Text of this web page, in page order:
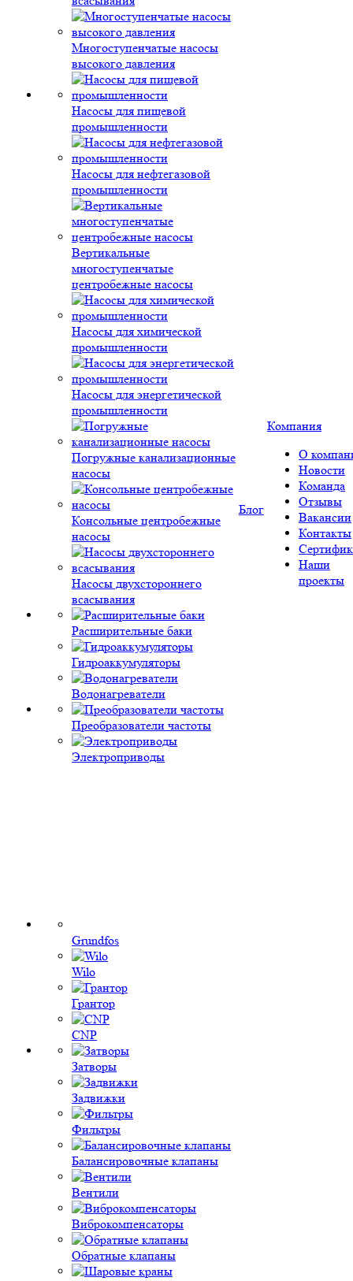
Многоступенчатые насосы
высокого давления
Насосы для пищевой
промышленности
Насосы для нефтегазовой
промышленности
Вертикальные
многоступенчатые
центробежные насосы
Насосы для химической
промышленности
Насосы для энергетической
промышленности
Погружные канализационные
насосы
Консольные центробежные
насосы
Насосы двухстороннего
всасывания
Расширительные баки
Гидроаккумуляторы
Водонагреватели
Преобразователи частоты
Электроприводы
Grundfos
Wilo
Грантор
CNP
Затворы
Задвижки
Фильтры
Балансировочные клапаны
Вентили
Виброкомпенсаторы
Обратные клапаны
Блог
Компания
О
Новости
Команда
Отзывы
Вакансии
Контакты
Наши
проекты